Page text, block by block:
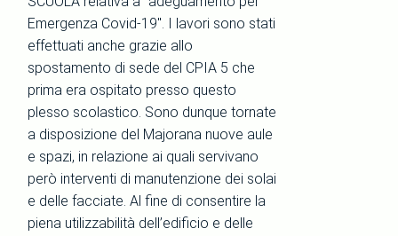
Emergenza Covid-19". I lavori sono stati
effettuati anche grazie allo
spostamento di sede del CPIA 5 che
prima era ospitato presso questo
plesso scolastico. Sono dunque tornate
a disposizione del Majorana nuove aule
e spazi, in relazione ai quali servivano
però interventi di manutenzione dei solai
e delle facciate. Al fine di consentire la
piena utilizzabilità dell’edificio e delle